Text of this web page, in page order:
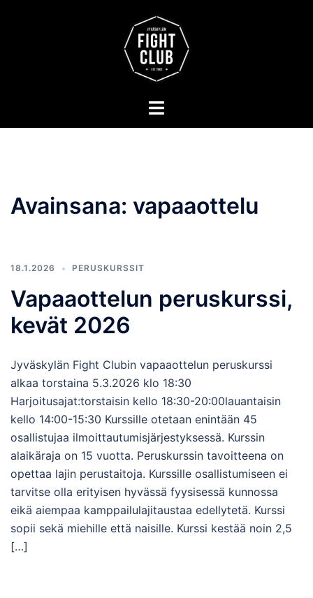
Toggle
Avainsana: vapaaottelu
18.1.2026 PERUSKURSSIT
Vapaaottelun peruskurssi,
kevät 2026
Jyväskylän Fight Clubin vapaaottelun peruskurssi
alkaa torstaina 5.3.2026 klo 18:30
Harjoitusajat:torstaisin kello 18:30-20:00lauantaisin
kello 14:00-15:30 Kurssille otetaan enintään 45
osallistujaa ilmoittautumisjärjestyksessä. Kurssin
alaikäraja on 15 vuotta. Peruskurssin tavoitteena on
opettaa lajin perustaitoja. Kurssille osallistumiseen ei
tarvitse olla erityisen hyvässä fyysisessä kunnossa
eikä aiempaa kamppailulajitaustaa edellytetä. Kurssi
sopii sekä miehille että naisille. Kurssi kestää noin 2,5
[…]